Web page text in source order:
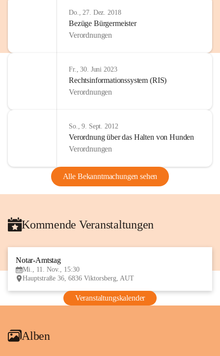
Do., 27. Dez. 2018
Bezüge Bürgermeister
Verordnungen
Fr., 30. Juni 2023
Rechtsinformationssystem (RIS)
Verordnungen
So., 9. Sept. 2012
Verordnung über das Halten von Hunden
Verordnungen
Alle Bekanntmachungen sehen
Kommende Veranstaltungen
Notar-Amtstag
Mi., 11. Nov., 15:30
Hauptstraße 36, 6836 Viktorsberg, AUT
Veranstaltungskalender
Alben